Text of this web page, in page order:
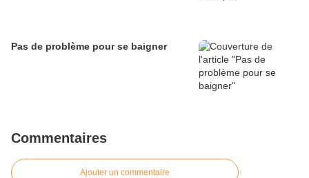
Pas de problème pour se baigner
Commentaires
Ajouter un commentaire